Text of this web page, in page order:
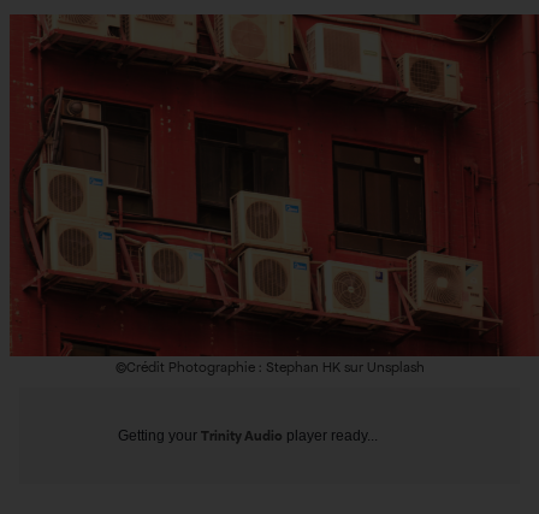
©Crédit Photographie : Stephan HK sur Unsplash
Getting your Trinity Audio player ready...